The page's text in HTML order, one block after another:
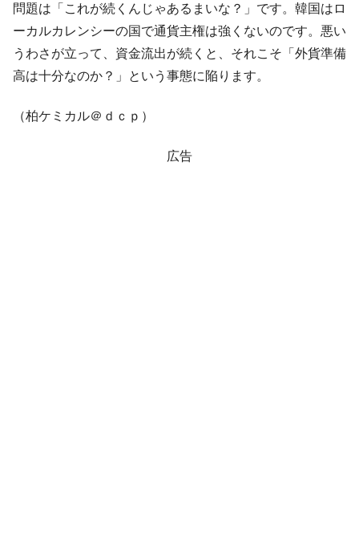
セレクトセールの高額取引馬が稼いだ金額とは？
問題は「これが続くんじゃあるまいな？」です。韓国はロ
ーカルカレンシーの国で通貨主権は強くないのです。悪い
うわさが立って、資金流出が続くと、それこそ「外貨準備
高は十分なのか？」という事態に陥ります。
（柏ケミカル＠ｄｃｐ）
広告